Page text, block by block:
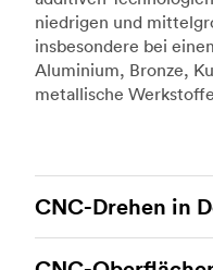
niedrigen und
insbesondere bei
Aluminium, Bronze,
metallische
CNC-Drehen in